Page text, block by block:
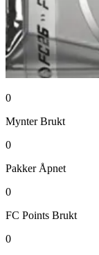
0
Mynter Brukt
0
Pakker Åpnet
0
FC Points Brukt
0